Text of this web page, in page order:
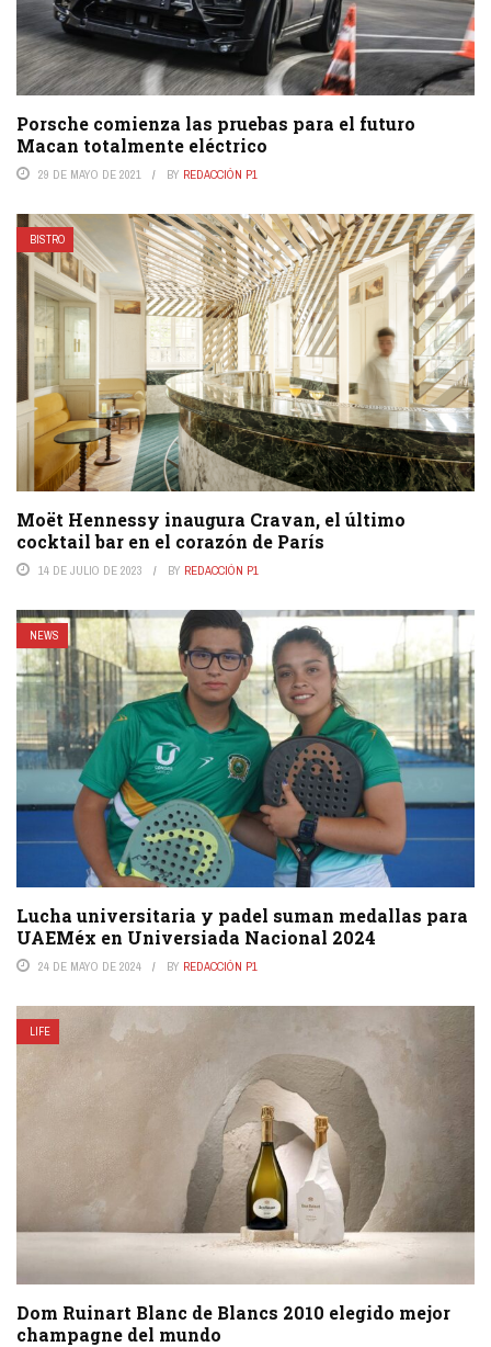
Porsche comienza las pruebas para el futuro
Macan totalmente eléctrico
29 DE MAYO DE 2021 BY REDACCIÓN P1
BISTRO
Moët Hennessy inaugura Cravan, el último
cocktail bar en el corazón de París
14 DE JULIO DE 2023 BY REDACCIÓN P1
NEWS
Lucha universitaria y padel suman medallas para
UAEMéx en Universiada Nacional 2024
24 DE MAYO DE 2024 BY REDACCIÓN P1
LIFE
Dom Ruinart Blanc de Blancs 2010 elegido mejor
champagne del mundo